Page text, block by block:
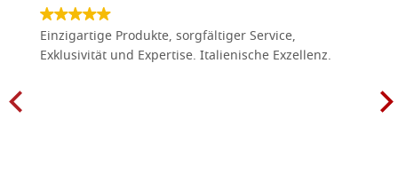
Einzigartige Produkte, sorgfältiger Service,
Exklusivität und Expertise. Italienische Exzellenz.